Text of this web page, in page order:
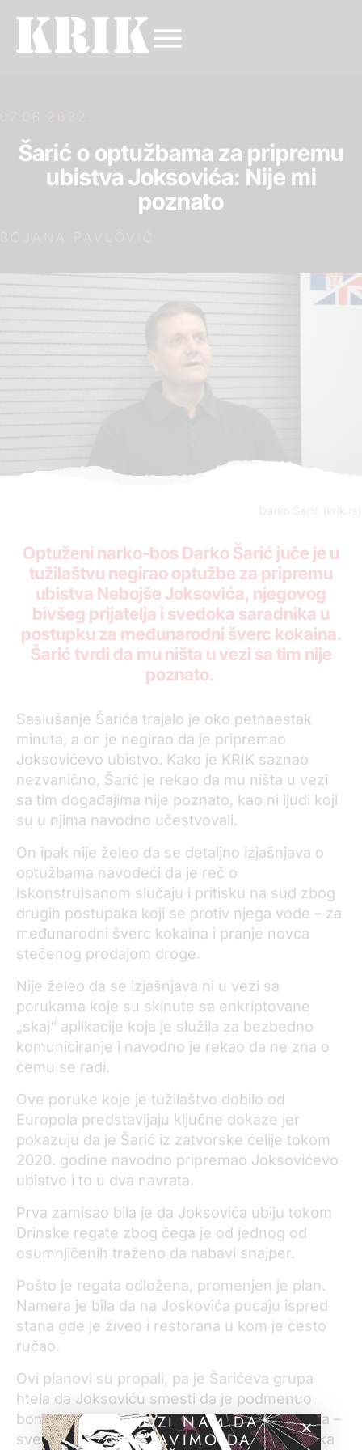
07.06.2022.
Šarić o optužbama za pripremu
ubistva Joksovića: Nije mi
poznato
Darko Šarić (krik.rs)
Optuženi narko-bos Darko Šarić juče je u
tužilaštvu negirao optužbe za pripremu
ubistva Nebojše Joksovića, njegovog
bivšeg prijatelja i svedoka saradnika u
postupku za međunarodni šverc kokaina.
Šarić tvrdi da mu ništa u vezi sa tim nije
poznato.
Saslušanje Šarića trajalo je oko petnaestak
minuta, a on je negirao da je pripremao
Joksovićevo ubistvo. Kako je KRIK saznao
nezvanično, Šarić je rekao da mu ništa u vezi
sa tim događajima nije poznato, kao ni ljudi koji
su u njima navodno učestvovali.
On ipak nije želeo da se detaljno izjašnjava o
optužbama navodeći da je reč o
iskonstruisanom slučaju i pritisku na sud zbog
drugih postupaka koji se protiv njega vode – za
međunarodni šverc kokaina i pranje novca
stečenog prodajom droge.
Nije želeo da se izjašnjava ni u vezi sa
porukama koje su skinute sa enkriptovane
„skaj“ aplikacije koja je služila za bezbedno
komuniciranje i navodno je rekao da ne zna o
čemu se radi.
Ove poruke koje je tužilaštvo dobilo od
Europola predstavljaju ključne dokaze jer
pokazuju da je Šarić iz zatvorske ćelije tokom
2020. godine navodno pripremao Joksovićevo
ubistvo i to u dva navrata.
Prva zamisao bila je da Joksovića ubiju tokom
Drinske regate zbog čega je od jednog od
osumnjičenih traženo da nabavi snajper.
Pošto je regata odložena, promenjen je plan.
Namera je bila da na Joskovića pucaju ispred
stana gde je živeo i restorana u kom je često
ručao.
Ovi planovi su propali, pa je Šarićeva grupa
htela da Joksoviću smesti da je podmenuo
bombu pod kola svog nekadašnjeg saradnika –
sve u pokušaju da ga diskedituju kao svedoka
POMOZI NAM DA
NASTAVIMO DA